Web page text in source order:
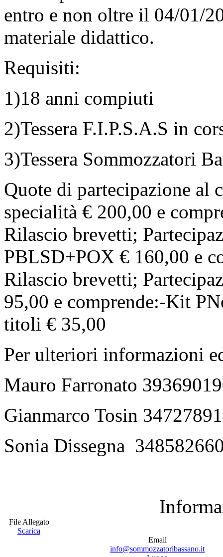
entro e non oltre il 04/01/
materiale didattico.
Requisiti:
1)18 anni compiuti
2)Tessera F.I.P.S.A.S in
3)Tessera Sommozzatori
Quote di partecipazione al
specialità € 200,00 e
Rilascio brevetti;
PBLSD+POX € 160,00 e
Rilascio brevetti;
95,00 e comprende:-Kit
titoli € 35,00
Per ulteriori informazioni
Mauro Farronato
Gianmarco Tosin
Sonia Dissegna
File Allegato
Scarica
Email
info@sommozzatoribassano.it